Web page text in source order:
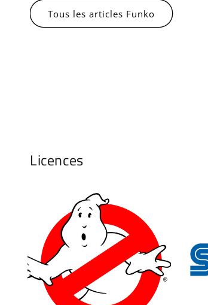
Tous les articles Funko
Licences